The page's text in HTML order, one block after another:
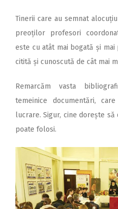
Tinerii care au semnat
preoților profesori
este cu atât mai bogată și
citită și cunoscută de cât mai
Remarcăm vasta
temeinice documentări,
lucrare. Sigur, cine dorește
poate folosi.